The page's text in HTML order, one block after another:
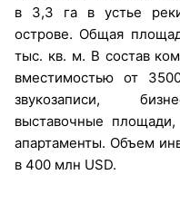
в 3,3 га в устье
острове. Общая
тыс. кв. м. В состав
вместимостью от
звукозаписи,
выставочные
апартаменты. Объем
в 400 млн USD.